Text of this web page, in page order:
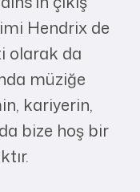
Hendrix de
olarak da
müziğe
kariyerin,
bize hoş bir